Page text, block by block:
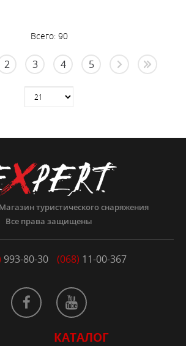
Всего: 90
2 3 4 5
Магазин туристического снаряжения
Все права защищены
993-80-30 (068) 11-00-367
КАТАЛОГ